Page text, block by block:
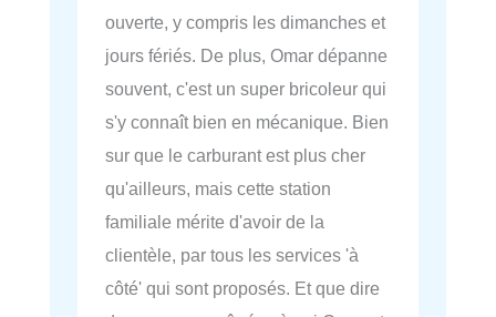
ouverte, y compris les dimanches et
jours fériés. De plus, Omar dépanne
souvent, c'est un super bricoleur qui
s'y connaît bien en mécanique. Bien
sur que le carburant est plus cher
qu'ailleurs, mais cette station
familiale mérite d'avoir de la
clientèle, par tous les services 'à
côté' qui sont proposés. Et que dire